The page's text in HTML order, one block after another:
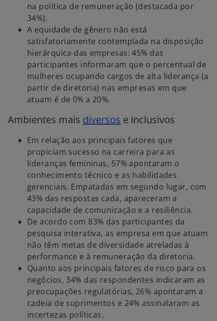
na política de remuneração (destacada por
34%).
A equidade de gênero não está
satisfatoriamente contemplada na disposição
hierárquica das empresas: 45% das
participantes informaram que o percentual de
mulheres ocupando cargos de alta liderança (a
partir de diretoria) nas empresas em que
atuam é de 0% a 20%.
Ambientes mais diversos e inclusivos
Em relação aos principais fatores que
propiciam sucesso na carreira para as
lideranças femininas, 57% apontaram o
conhecimento técnico e as habilidades
gerenciais. Empatadas em segundo lugar, com
43% das respostas cada, apareceram a
capacidade de comunicação e a resiliência.
De acordo com 83% das participantes da
pesquisa interativa, as empresa em que atuam
não têm metas de diversidade atreladas à
performance e à remuneração da diretoria.
Quanto aos principais fatores de risco para os
negócios, 34% das respondentes indicaram as
preocupações regulatórias, 26% apontaram a
cadeia de suprimentos e 24% assinalaram as
incertezas políticas.